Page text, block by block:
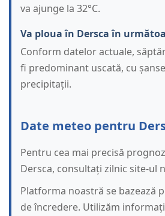
va ajunge la 32°C.
Va ploua în Dersca în
Conform datelor actuale,
fi predominant uscată, cu
precipitații.
Date meteo pentru
Pentru cea mai precisă
Dersca, consultați zilnic site-ul
Platforma noastră se bazează
de încredere. Utilizăm